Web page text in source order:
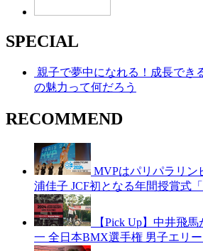
SPECIAL
親子で夢中になれる！成長でき
の魅力って何だろう
RECOMMEND
MVPはパリパラリン
浦佳子 JCF初となる年間授賞式
【Pick Up】中井飛
一 全日本BMX選手権 男子エリ